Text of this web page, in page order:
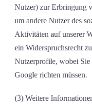
Nutzer) zur Erbringung
um andere Nutzer des
Aktivitäten auf unserer
ein Widerspruchsrecht
Nutzerprofile, wobei Sie
Google richten müssen.
(3) Weitere